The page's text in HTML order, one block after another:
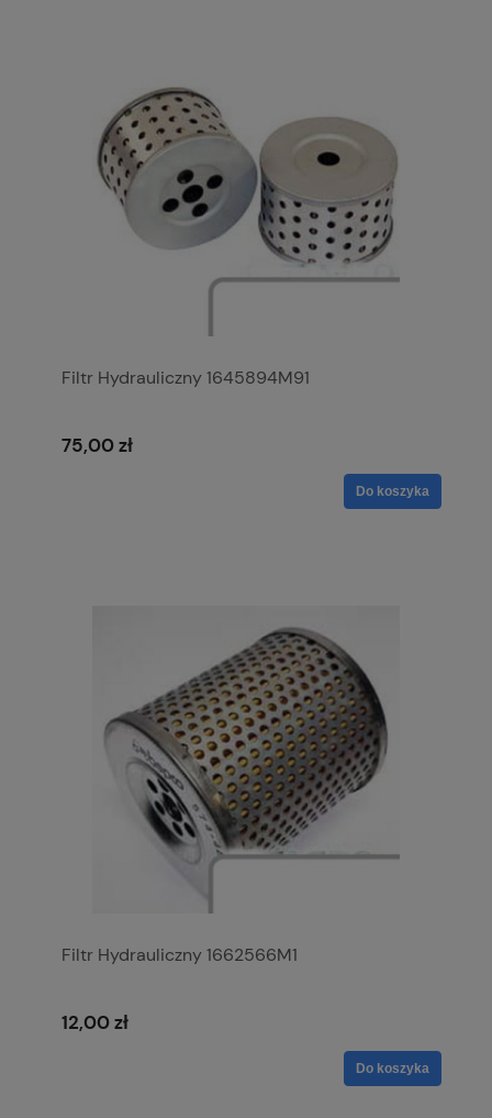
Filtr Hydrauliczny 1645894M91
75,00 zł
Do koszyka
Filtr Hydrauliczny 1662566M1
12,00 zł
Do koszyka